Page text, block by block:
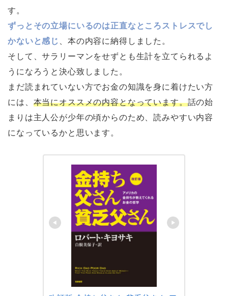
す。
ずっとその立場にいるのは正直なところストレスでし
かないと感じ
、本の内容に納得しました。
そして、サラリーマンをせずとも生計を立てられるよ
うになろうと決心致しました。
まだ読まれていない方でお金の知識を身に着けたい方
には、 本当にオススメの内容となっています。話の始
まりは主人公が少年の頃からのため、読みやすい内容
になっているかと思います。